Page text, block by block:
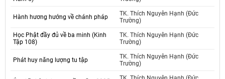
Hành hương hướng về chánh pháp
TK. Thích Nguyên Hạnh (Đức
Trường)
Học Phật đầy đủ về ba minh (Kinh
Tập 108)
TK. Thích Nguyên Hạnh (Đức
Trường)
Phát huy năng lượng tu tập
TK. Thích Nguyên Hạnh (Đức
Trường)